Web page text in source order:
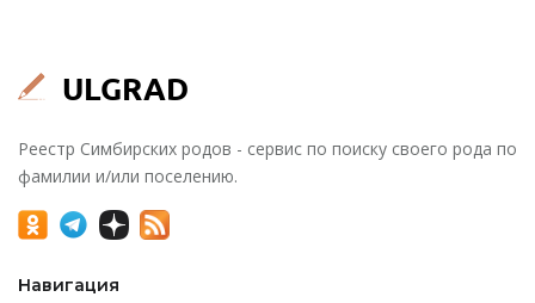
Реестр Симбирских родов - сервис по поиску своего рода по
фамилии и/или поселению.
Навигация